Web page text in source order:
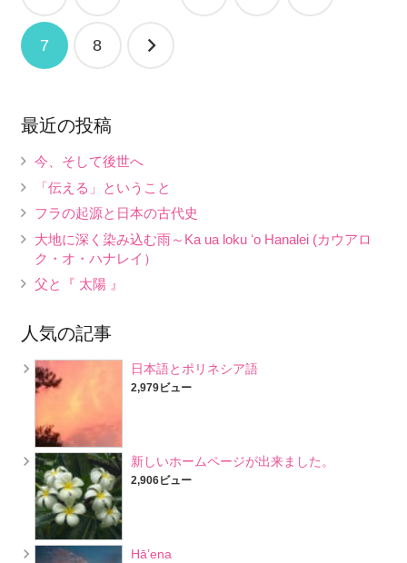
ナ
ビ
ー
シ
ョ
ン
7 8
最近の投稿
今、そして後世へ
「伝える」ということ
フラの起源と日本の古代史
大地に深く染み込む雨～Ka ua loku ʻo Hanalei (カウアロ
ク・オ・ハナレイ）
父と『 太陽 』
人気の記事
日本語とポリネシア語
2,979ビュー
新しいホームページが出来ました。
2,906ビュー
Hā’ena